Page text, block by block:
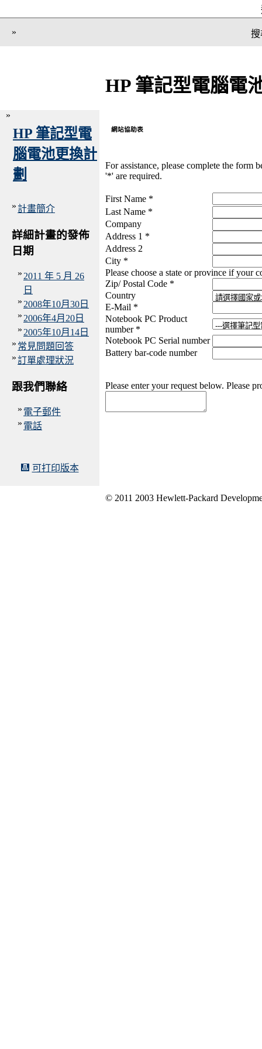
» 搜
HP 筆記型電腦電
»
HP 筆記型電
腦電池更換計
劃
» 計畫簡介
詳細計畫的發佈
日期
» 2011 年 5 月 26
日
» 2008年10月30日
» 2006年4月20日
» 2005年10月14日
» 常見問題回答
»訂單處理狀況
跟我們聯絡
» 電子郵件
» 電話
網站協助表
For assistance, please complete the
'*' are required.
First Name *
Last Name *
Company
Address 1 *
Address 2
City *
Please choose a state or province if your
Zip/ Postal Code *
Country
E-Mail *
Notebook PC Product
number *
Notebook PC Serial number
Battery bar-code number
Please enter your request below. Please
可打印版本
© 2011 2003 Hewlett-Packard